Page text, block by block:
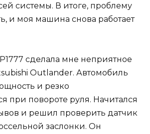
системы. В итоге, проблему
и моя машина снова работает
сделала мне неприятное
Outlander. Автомобиль
и резко
при повороте руля. Начитался
и решил проверить датчик
заслонки. Он